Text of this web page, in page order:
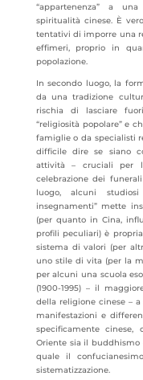
“appartenenza” a
spiritualità cinese. È
tentativi di imporre una
effimeri, proprio in
popolazione.
In secondo luogo, la
da una tradizione
rischia di lasciare
“religiosità popolare” e
famiglie o da specialisti
difficile dire se siano
attività – cruciali per
celebrazione dei
luogo, alcuni
insegnamenti” mette
(per quanto in Cina,
profili peculiari) è
sistema di valori (per
uno stile di vita (per la
per alcuni una scuola
(1900-1995) – il
della religione cinese –
manifestazioni e
specificamente cinese,
Oriente sia il buddhismo
quale il
sistematizzazione.